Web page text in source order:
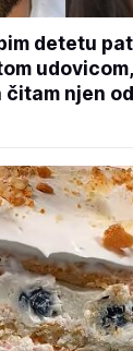
detetu
njen